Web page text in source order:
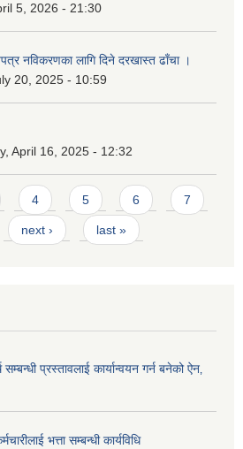
5, 2026 - 21:30
नविकरणका लागि दिने दरखास्त ढाँचा ।
20, 2025 - 10:59
April 16, 2025 - 12:32
4 5 6 7
next › last »
प्रस्तावलाई कार्यान्वयन गर्न बनेको ऐन‚
भत्ता सम्बन्धी कार्यविधि